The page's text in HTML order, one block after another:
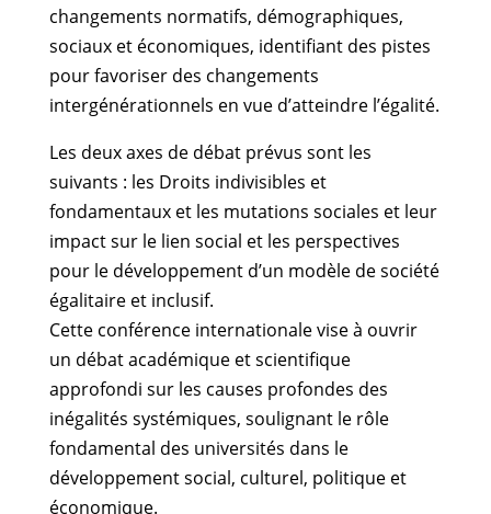
changements normatifs, démographiques,
sociaux et économiques, identifiant des pistes
pour favoriser des changements
intergénérationnels en vue d’atteindre l’égalité.
Les deux axes de débat prévus sont les
suivants : les Droits indivisibles et
fondamentaux et les mutations sociales et leur
impact sur le lien social et les perspectives
pour le développement d’un modèle de société
égalitaire et inclusif.
Cette conférence internationale vise à ouvrir
un débat académique et scientifique
approfondi sur les causes profondes des
inégalités systémiques, soulignant le rôle
fondamental des universités dans le
développement social, culturel, politique et
économique.